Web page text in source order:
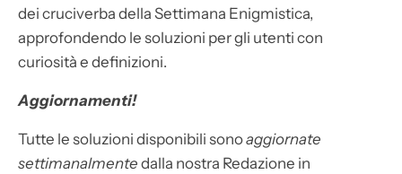
dei cruciverba della Settimana Enigmistica,
approfondendo le soluzioni per gli utenti con
curiosità e definizioni.
Aggiornamenti!
Tutte le soluzioni disponibili sonoaggiornate
settimanalmente dalla nostra Redazione in